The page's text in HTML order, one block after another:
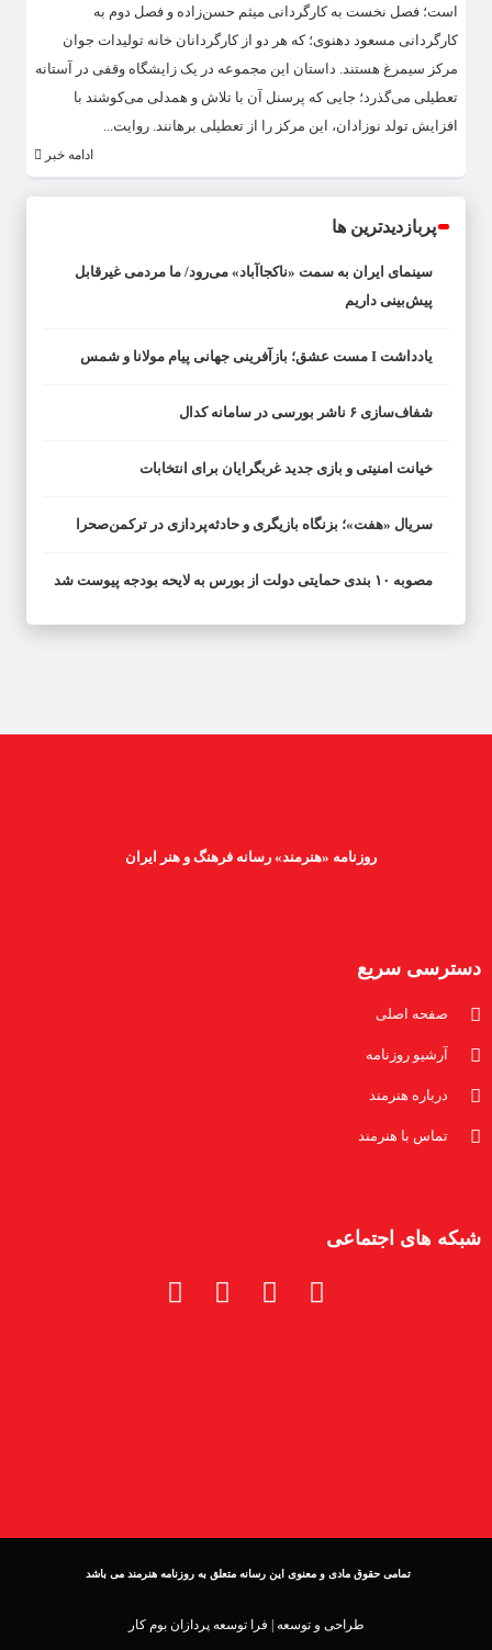
است؛ فصل نخست به کارگردانی میثم حسن‌زاده و فصل دوم به
کارگردانی مسعود دهنوی؛ که هر دو از کارگردانان خانه تولیدات جوان
مرکز سیمرغ هستند. داستان این مجموعه در یک زایشگاه وقفی در آستانه
تعطیلی می‌گذرد؛ جایی که پرسنل آن با تلاش و همدلی می‌کوشند با
افزایش تولد نوزادان، این مرکز را از تعطیلی برهانند. روایت...
ادامه خبر
پربازدیدترین ها
سینمای ایران به سمت «ناکجاآباد» می‌رود/ ما مردمی غیرقابل
پیش‌بینی داریم
یادداشت I مست عشق؛ بازآفرینی جهانی پیام مولانا و شمس
شفاف‌سازی ۶ ناشر بورسی در سامانه کدال
خیانت امنیتی و بازی جدید غربگرایان برای انتخابات
سریال «هفت»؛ بزنگاه بازیگری و حادثه‌پردازی در ترکمن‌صحرا
مصوبه ۱۰ بندی حمایتی دولت از بورس به لایحه بودجه پیوست شد
روزنامه «هنرمند» رسانه فرهنگ و هنر ایران
دسترسی سریع
صفحه اصلی
آرشیو روزنامه
درباره هنرمند
تماس با هنرمند
شبکه های اجتماعی
تمامی حقوق مادی و معنوی این رسانه متعلق به روزنامه هنرمند می باشد
طراحی و توسعه | فرا توسعه پردازان بوم کار